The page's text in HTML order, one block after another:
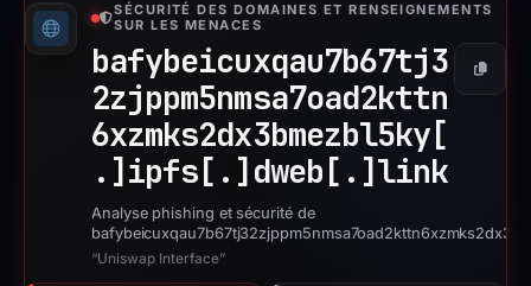
SÉCURITÉ DES DOMAINES ET RENSEIGNEMENTS
SUR LES MENACES
bafybeicuxqau7b67tj3
2zjppm5nmsa7oad2kttn
6xzmks2dx3bmezbl5ky[
.] ipfs[.] dweb[.] link
Copier
Analyse phishing et sécurité de
“Uniswap Interface”